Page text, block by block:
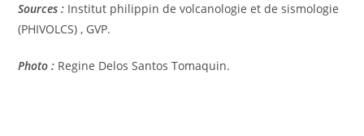
Sources : Institut philippin de volcanologie et de sismologie
(PHIVOLCS) , GVP.
Photo : Regine Delos Santos Tomaquin.